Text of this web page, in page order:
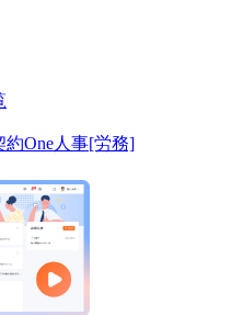
約One人事[労務]